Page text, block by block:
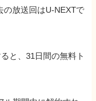
の放送回はU-NEXTで
と、31日間の無料ト